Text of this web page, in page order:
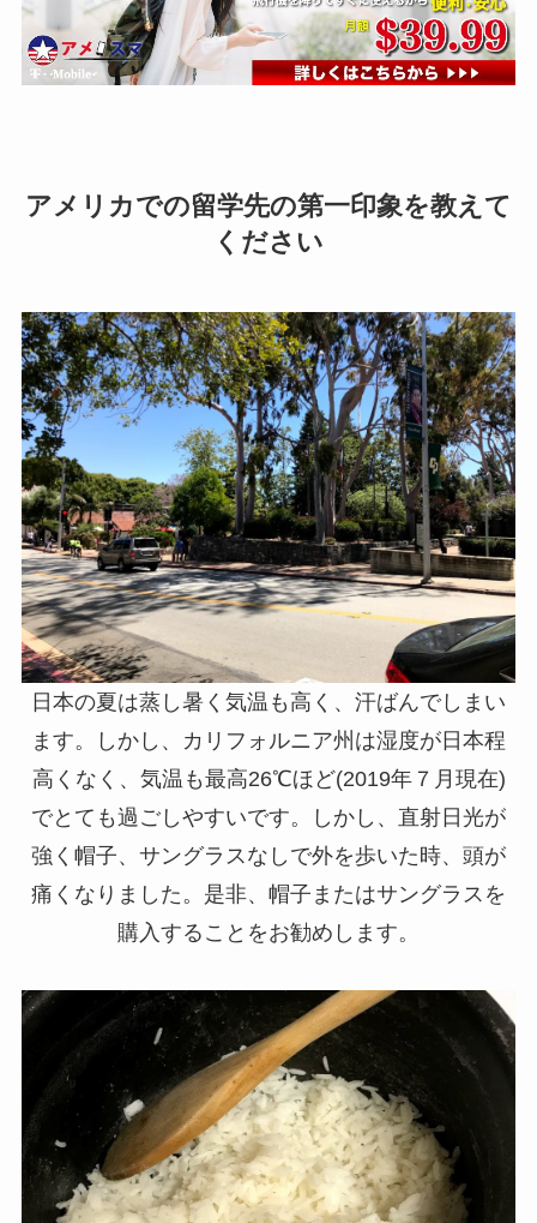
アメリカでの留学先の第一印象を教えて
ください
日本の夏は蒸し暑く気温も高く、汗ばんでしまい
ます。しかし、カリフォルニア州は湿度が日本程
高くなく、気温も最高26℃ほど(2019年７月現在)
でとても過ごしやすいです。しかし、直射日光が
強く帽子、サングラスなしで外を歩いた時、頭が
痛くなりました。是非、帽子またはサングラスを
購入することをお勧めします。